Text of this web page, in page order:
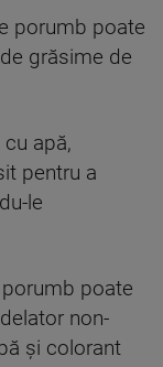
porumb poate
grăsime de
apă,
pentru a
le
poate
non-
și colorant